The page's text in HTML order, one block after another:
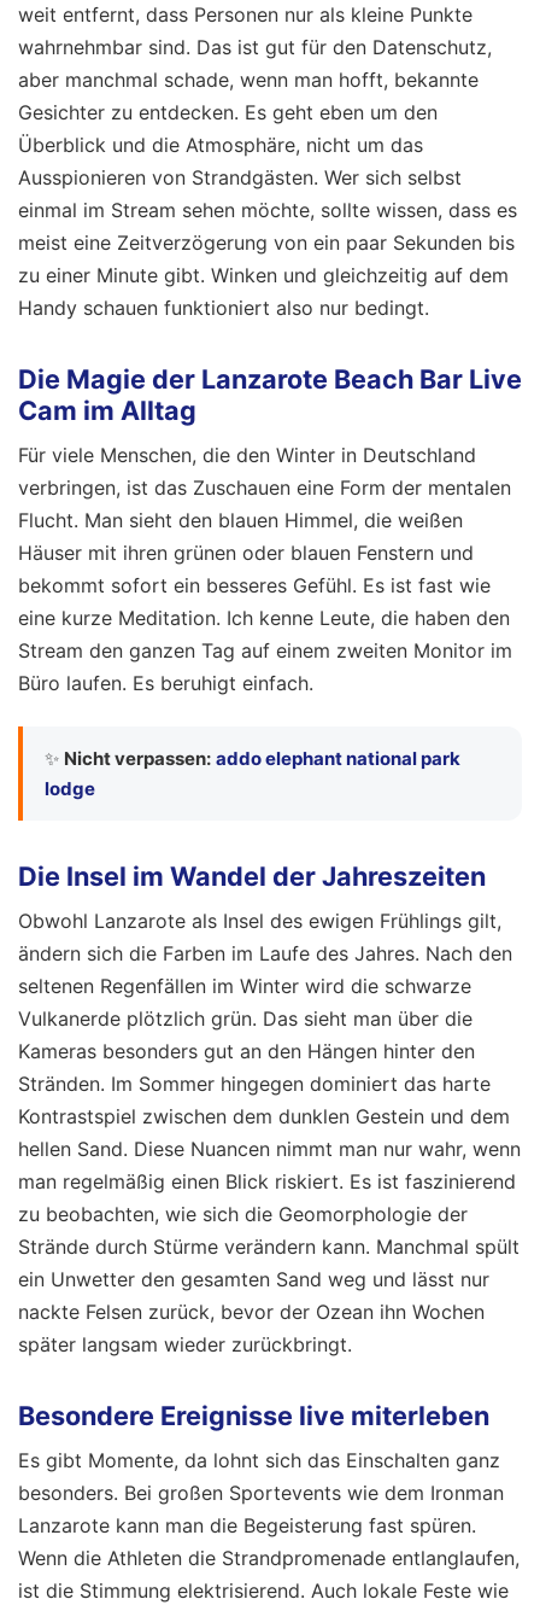
weit entfernt, dass Personen nur als kleine Punkte
wahrnehmbar sind. Das ist gut für den Datenschutz,
aber manchmal schade, wenn man hofft, bekannte
Gesichter zu entdecken. Es geht eben um den
Überblick und die Atmosphäre, nicht um das
Ausspionieren von Strandgästen. Wer sich selbst
einmal im Stream sehen möchte, sollte wissen, dass es
meist eine Zeitverzögerung von ein paar Sekunden bis
zu einer Minute gibt. Winken und gleichzeitig auf dem
Handy schauen funktioniert also nur bedingt.
Die Magie der Lanzarote Beach Bar Live
Cam im Alltag
Für viele Menschen, die den Winter in Deutschland
verbringen, ist das Zuschauen eine Form der mentalen
Flucht. Man sieht den blauen Himmel, die weißen
Häuser mit ihren grünen oder blauen Fenstern und
bekommt sofort ein besseres Gefühl. Es ist fast wie
eine kurze Meditation. Ich kenne Leute, die haben den
Stream den ganzen Tag auf einem zweiten Monitor im
Büro laufen. Es beruhigt einfach.
✨ Nicht verpassen: addo elephant national park
lodge
Die Insel im Wandel der Jahreszeiten
Obwohl Lanzarote als Insel des ewigen Frühlings gilt,
ändern sich die Farben im Laufe des Jahres. Nach den
seltenen Regenfällen im Winter wird die schwarze
Vulkanerde plötzlich grün. Das sieht man über die
Kameras besonders gut an den Hängen hinter den
Stränden. Im Sommer hingegen dominiert das harte
Kontrastspiel zwischen dem dunklen Gestein und dem
hellen Sand. Diese Nuancen nimmt man nur wahr, wenn
man regelmäßig einen Blick riskiert. Es ist faszinierend
zu beobachten, wie sich die Geomorphologie der
Strände durch Stürme verändern kann. Manchmal spült
ein Unwetter den gesamten Sand weg und lässt nur
nackte Felsen zurück, bevor der Ozean ihn Wochen
später langsam wieder zurückbringt.
Besondere Ereignisse live miterleben
Es gibt Momente, da lohnt sich das Einschalten ganz
besonders. Bei großen Sportevents wie dem Ironman
Lanzarote kann man die Begeisterung fast spüren.
Wenn die Athleten die Strandpromenade entlanglaufen,
ist die Stimmung elektrisierend. Auch lokale Feste wie